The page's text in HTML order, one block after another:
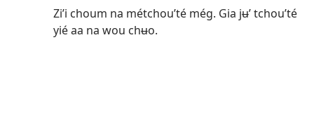
Ziʼi choum na métchouʼté még. Gia jʉʼ tchouʼté
yié aa na wou chʉo.